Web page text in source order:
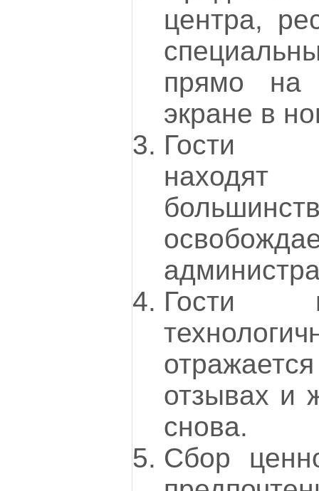
центра,
прямо на
экране в
Гости
Гости
отзывах и
снова.
Сбор